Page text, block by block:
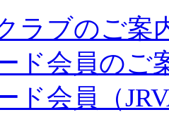
ラブのご案
ド会員のご
ド会員（